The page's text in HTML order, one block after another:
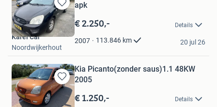
Bewaren
in
Mijn
Favorieten
apk
€ 2.250,- Details
2007 113.846 km
Karel Car
Noordwijkerhout
20 jul 26
Bewaren
in
Kia Picanto(zonder saus)1.1 48KW
2005
€ 1.250,- Details